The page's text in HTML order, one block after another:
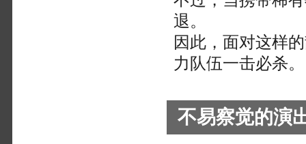
退。
因此，面对这样
力队伍一击必杀。
不易察觉的演